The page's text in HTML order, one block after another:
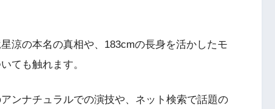
涼の本名の真相や、183cmの長身を活かしたモ
ても触れます。
ンナチュラルでの演技や、ネット検索で話題の